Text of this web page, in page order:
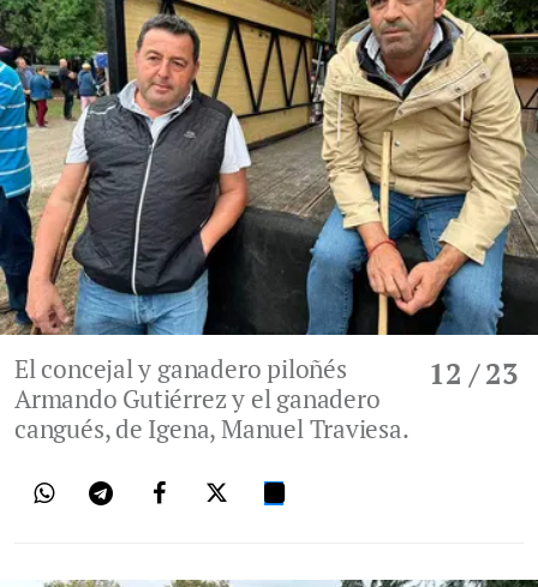
12 / 23
El concejal y ganadero piloñés
Armando Gutiérrez y el ganadero
cangués, de Igena, Manuel Traviesa.